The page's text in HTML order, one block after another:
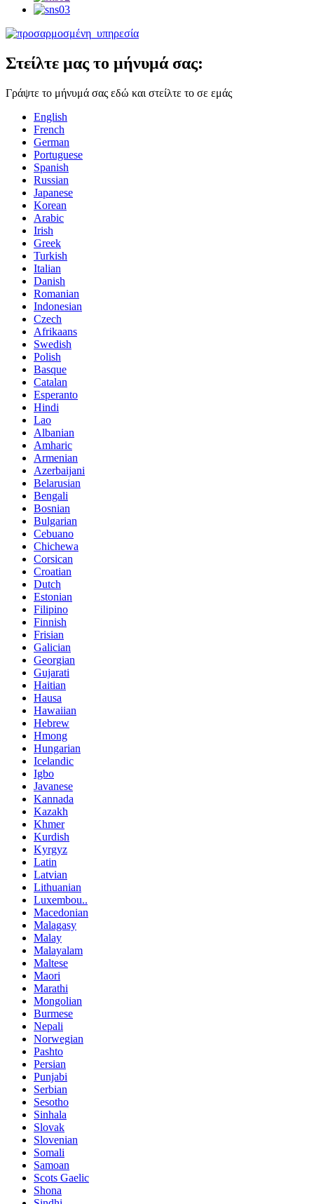
Στείλτε μας το μήνυμά σας:
Γράψτε το μήνυμά σας εδώ και στείλτε το σε εμάς
English
French
German
Portuguese
Spanish
Russian
Japanese
Korean
Arabic
Irish
Greek
Turkish
Italian
Danish
Romanian
Indonesian
Czech
Afrikaans
Swedish
Polish
Basque
Catalan
Esperanto
Hindi
Lao
Albanian
Amharic
Armenian
Azerbaijani
Belarusian
Bengali
Bosnian
Bulgarian
Cebuano
Chichewa
Corsican
Croatian
Dutch
Estonian
Filipino
Finnish
Frisian
Galician
Georgian
Gujarati
Haitian
Hausa
Hawaiian
Hebrew
Hmong
Hungarian
Icelandic
Igbo
Javanese
Kannada
Kazakh
Khmer
Kurdish
Kyrgyz
Latin
Latvian
Lithuanian
Luxembou..
Macedonian
Malagasy
Malay
Malayalam
Maltese
Maori
Marathi
Mongolian
Burmese
Nepali
Norwegian
Pashto
Persian
Punjabi
Serbian
Sesotho
Sinhala
Slovak
Slovenian
Somali
Samoan
Scots Gaelic
Shona